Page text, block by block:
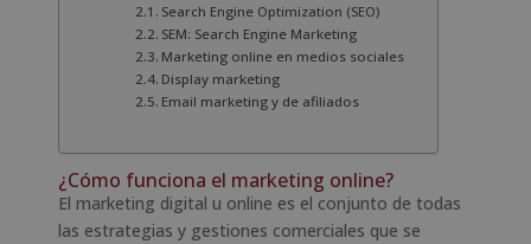
Search Engine Optimization (SEO)
SEM: Search Engine Marketing
Marketing online en medios sociales
Display marketing
Email marketing y de afiliados
¿Cómo funciona el marketing online?
El marketing digital u online es el conjunto de todas
las estrategias y gestiones comerciales que se